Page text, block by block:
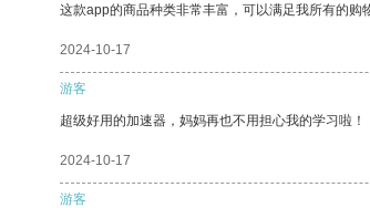
这款app的商品种类非常丰富，可以满足我所有的购
2024-10-17
游客
超级好用的加速器，妈妈再也不用担心我的学习啦！
2024-10-17
游客